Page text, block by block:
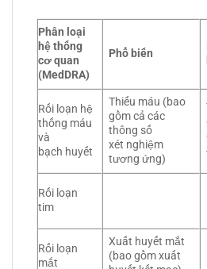
Phân loại
hệ thống
cơ quan
(MedDRA)
Phổ biến
Rối loạn hệ
thống máu
và
bạch huyết
Thiếu máu (bao
gồm cả các
thông số
xét nghiệm
tương ứng)
Rối loạn
tim
Rối loạn
mắt
Xuất huyết mắt
(bao gồm xuất